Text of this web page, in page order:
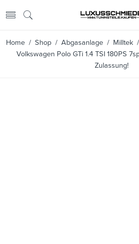
Home/ Shop/ Abgasanlage/ Milltek/
Volkswagen Polo GTi 1.4 TSI 180PS
Zulassung!